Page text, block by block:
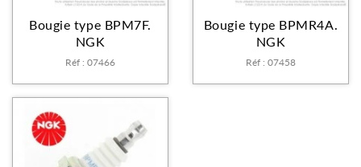
Bougie type BPM7F.
NGK
Réf : 07466
Bougie type BPMR4A.
NGK
Réf : 07458